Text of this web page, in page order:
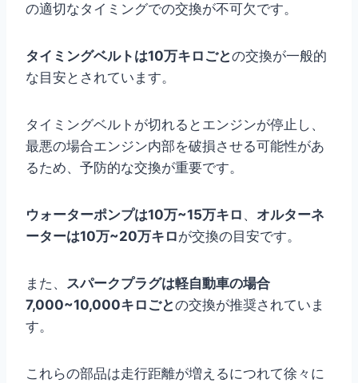
の適切なタイミングでの交換が不可欠です。
タイミングベルトは10万キロごとの交換が一般的
な目安とされています。
タイミングベルトが切れるとエンジンが停止し、
最悪の場合エンジン内部を破損させる可能性があ
るため、予防的な交換が重要です。
ウォーターポンプは10万~15万キロ 、 オルターネ
ーターは10万~20万キロが交換の目安です。
また、 スパークプラグは軽自動車の場合
7,000~10,000キロごとの交換が推奨されていま
す。
これらの部品は走行距離が増えるにつれて徐々に